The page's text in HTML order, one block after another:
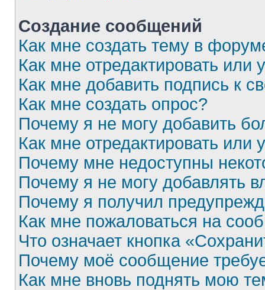
Создание сообщений
Как мне создать тему в
Как мне отредактировать или
Как мне добавить подпись к
Как мне создать опрос?
Почему я не могу добавить
Как мне отредактировать или
Почему мне недоступны
Почему я не могу добавлять
Почему я получил
Как мне пожаловаться на
Что означает кнопка
Почему моё сообщение
Как мне вновь поднять мою